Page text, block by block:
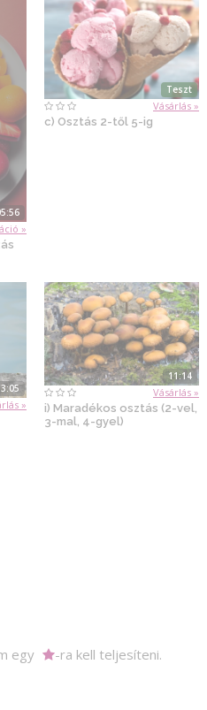
»
Teszt
Vásárlás »
c) Osztás 2-től 5-ig
»
11:14
Vásárlás »
i) Maradékos osztás (2-vel,
3-mal, 4-gyel)
egy -ra kell teljesíteni.